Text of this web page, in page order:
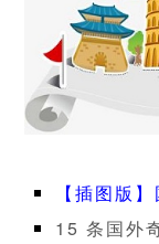
【插图版
15 条国外